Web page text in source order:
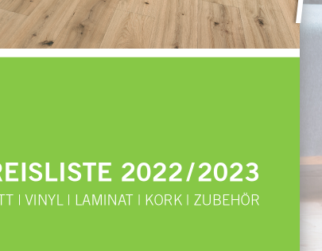
2022 / 2023
| VINYL | LAMINAT | KORK | ZUB?HÖR